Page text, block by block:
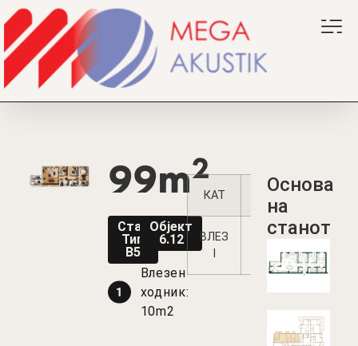
99m2
Стан
Тип
В5
Објект
6.12
Влезен
ходник:
10m2
Oснова
на
станот
КАТ 2 3
ВЛЕЗ